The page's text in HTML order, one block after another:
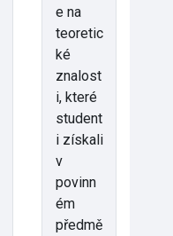
e na
teoretic
ké
znalost
i, které
student
i získali
v
povinn
ém
předmě